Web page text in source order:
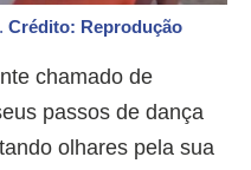
Crédito: Reprodução
chamado de
passos de dança
olhares pela sua